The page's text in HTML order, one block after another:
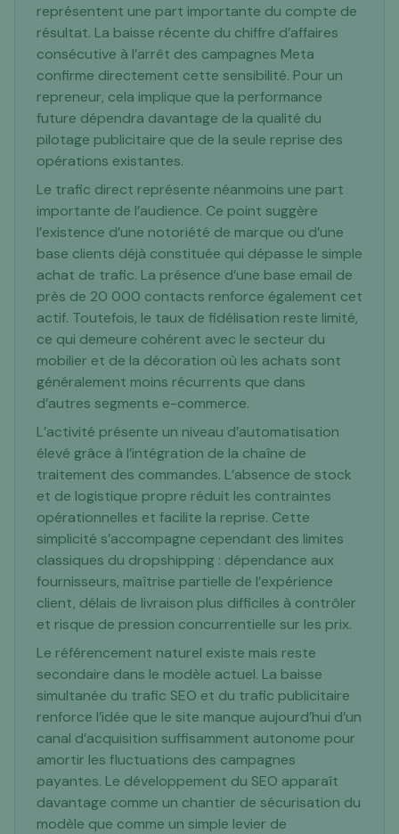
représentent une part importante du compte de
résultat. La baisse récente du chiffre d’affaires
consécutive à l’arrêt des campagnes Meta
confirme directement cette sensibilité. Pour un
repreneur, cela implique que la performance
future dépendra davantage de la qualité du
pilotage publicitaire que de la seule reprise des
opérations existantes.
Le trafic direct représente néanmoins une part
importante de l’audience. Ce point suggère
l’existence d’une notoriété de marque ou d’une
base clients déjà constituée qui dépasse le simple
achat de trafic. La présence d’une base email de
près de 20 000 contacts renforce également cet
actif. Toutefois, le taux de fidélisation reste limité,
ce qui demeure cohérent avec le secteur du
mobilier et de la décoration où les achats sont
généralement moins récurrents que dans
d’autres segments e-commerce.
L’activité présente un niveau d’automatisation
élevé grâce à l’intégration de la chaîne de
traitement des commandes. L’absence de stock
et de logistique propre réduit les contraintes
opérationnelles et facilite la reprise. Cette
simplicité s’accompagne cependant des limites
classiques du dropshipping : dépendance aux
fournisseurs, maîtrise partielle de l’expérience
client, délais de livraison plus difficiles à contrôler
et risque de pression concurrentielle sur les prix.
Le référencement naturel existe mais reste
secondaire dans le modèle actuel. La baisse
simultanée du trafic SEO et du trafic publicitaire
renforce l’idée que le site manque aujourd’hui d’un
canal d’acquisition suffisamment autonome pour
amortir les fluctuations des campagnes
payantes. Le développement du SEO apparaît
davantage comme un chantier de sécurisation du
modèle que comme un simple levier de